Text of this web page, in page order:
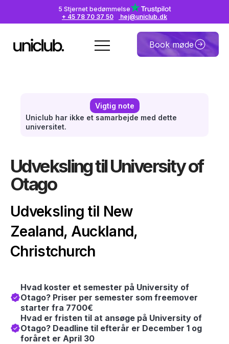
5 Stjernet bedømmelse
+ 45 78 70 37 50
hej@uniclub.dk
Book møde
Vigtig note
Uniclub har ikke et samarbejde med dette
universitet.
Udveksling til University of
Otago
Udveksling til New
Zealand, Auckland,
Christchurch
Hvad koster et semester på University of
Otago? Priser per semester som freemover
starter fra 7700€
Hvad er fristen til at ansøge på University of
Otago? Deadline til efterår er December 1 og
foråret er April 30